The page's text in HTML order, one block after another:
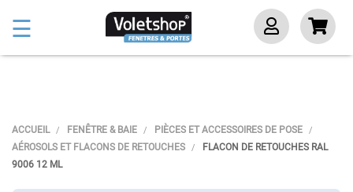
Basculer
la
☰
ACCUEIL FENÊTRE & BAIE
PIÈCES ET ACCESSOIRES DE POSE
AÉROSOLS ET FLACONS DE RETOUCHES
FLACON DE RETOUCHES RAL
9006 12 ML